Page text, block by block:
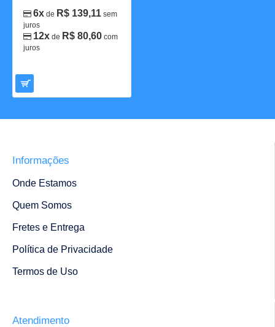
6x de R$ 139,11 sem
juros
12x de R$ 80,60 com
juros
Informações
Onde Estamos
Quem Somos
Fretes e Entrega
Política de Privacidade
Termos de Uso
Atendimento